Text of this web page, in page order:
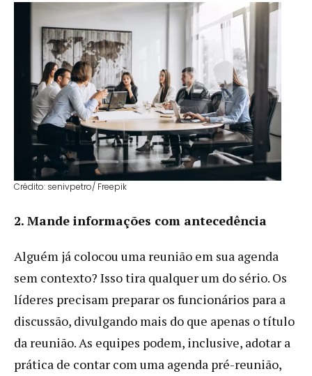
Crédito: senivpetro/ Freepik
2. Mande informações com antecedência
Alguém já colocou uma reunião em sua agenda
sem contexto? Isso tira qualquer um do sério. Os
líderes precisam preparar os funcionários para a
discussão, divulgando mais do que apenas o título
da reunião. As equipes podem, inclusive, adotar a
prática de contar com uma agenda pré-reunião,